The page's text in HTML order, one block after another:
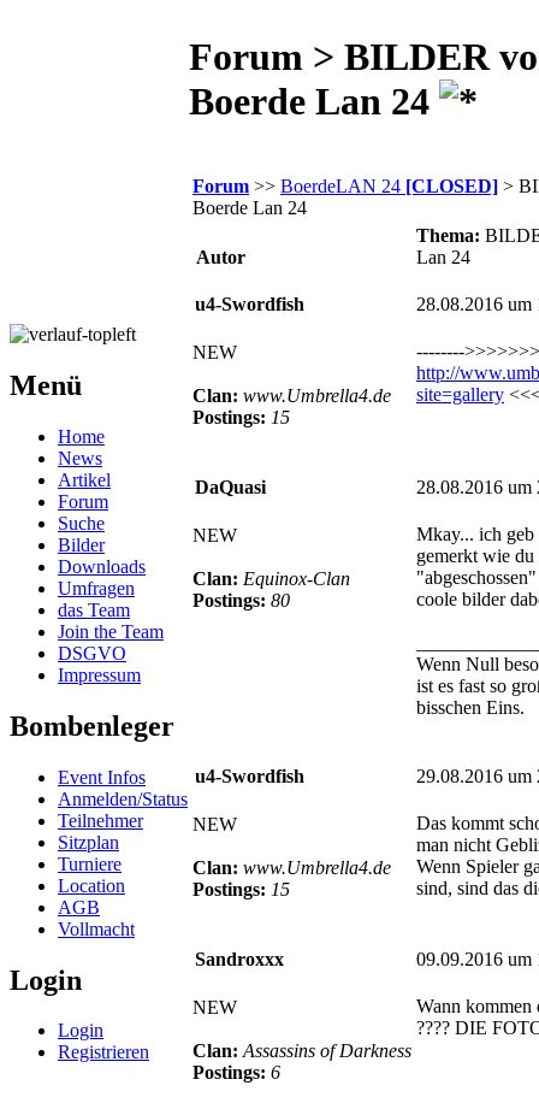
Menü
Home
News
Artikel
Forum
Suche
Bilder
Downloads
Umfragen
das Team
Join the Team
DSGVO
Impressum
Bombenleger
Event Infos
Anmelden/Status
Teilnehmer
Sitzplan
Turniere
Location
AGB
Vollmacht
Login
Login
Registrieren
Forum > BILDER
Boerde Lan 24
Forum >> BoerdeLAN 24 [CLOSED] >
Boerde Lan 24
Autor
Thema:
Lan 24
u4-Swordfish 28.08.2016 um
NEW
Clan: www.Umbrella4.de
Postings: 15
-------->>>>>>>
http://
site=gallery
DaQuasi 28.08.2016 um
NEW
Clan: Equinox-Clan
Postings: 80
Mkay... ich geb
gemerkt wie du
coole bilder
Wenn Null
ist es fast so
bisschen Eins.
u4-Swordfish 29.08.2016 um
NEW
Clan: www.Umbrella4.de
Postings: 15
Das kommt
man nicht
Wenn Spieler
sind, sind das
Sandroxxx 09.09.2016 um
NEW
Clan: Assassins of Darkness
Postings: 6
Wann kommen
???? DIE